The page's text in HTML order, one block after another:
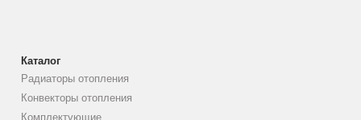
Каталог
Радиаторы отопления
Конвекторы отопления
Комплектующие